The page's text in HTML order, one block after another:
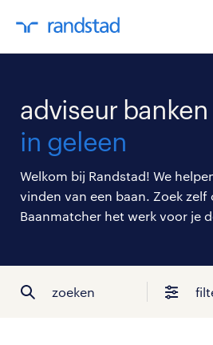
adviseur
in geleen
Welkom bij Randstad! We
vinden van een baan. Zoek zelf
Baanmatcher het werk voor je
zoeken